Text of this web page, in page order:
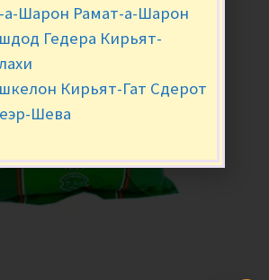
Шарон Рамат-а-Шарон
Гедера Кирьят-
Кирьят-Гат Сдерот
Шева